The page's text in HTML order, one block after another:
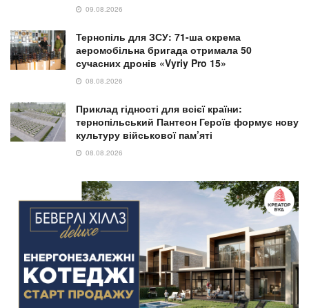
09.08.2026
Тернопіль для ЗСУ: 71-ша окрема
аеромобільна бригада отримала 50
сучасних дронів «Vyriy Pro 15»
08.08.2026
Приклад гідності для всієї країни:
тернопільський Пантеон Героїв формує нову
культуру військової пам’яті
08.08.2026